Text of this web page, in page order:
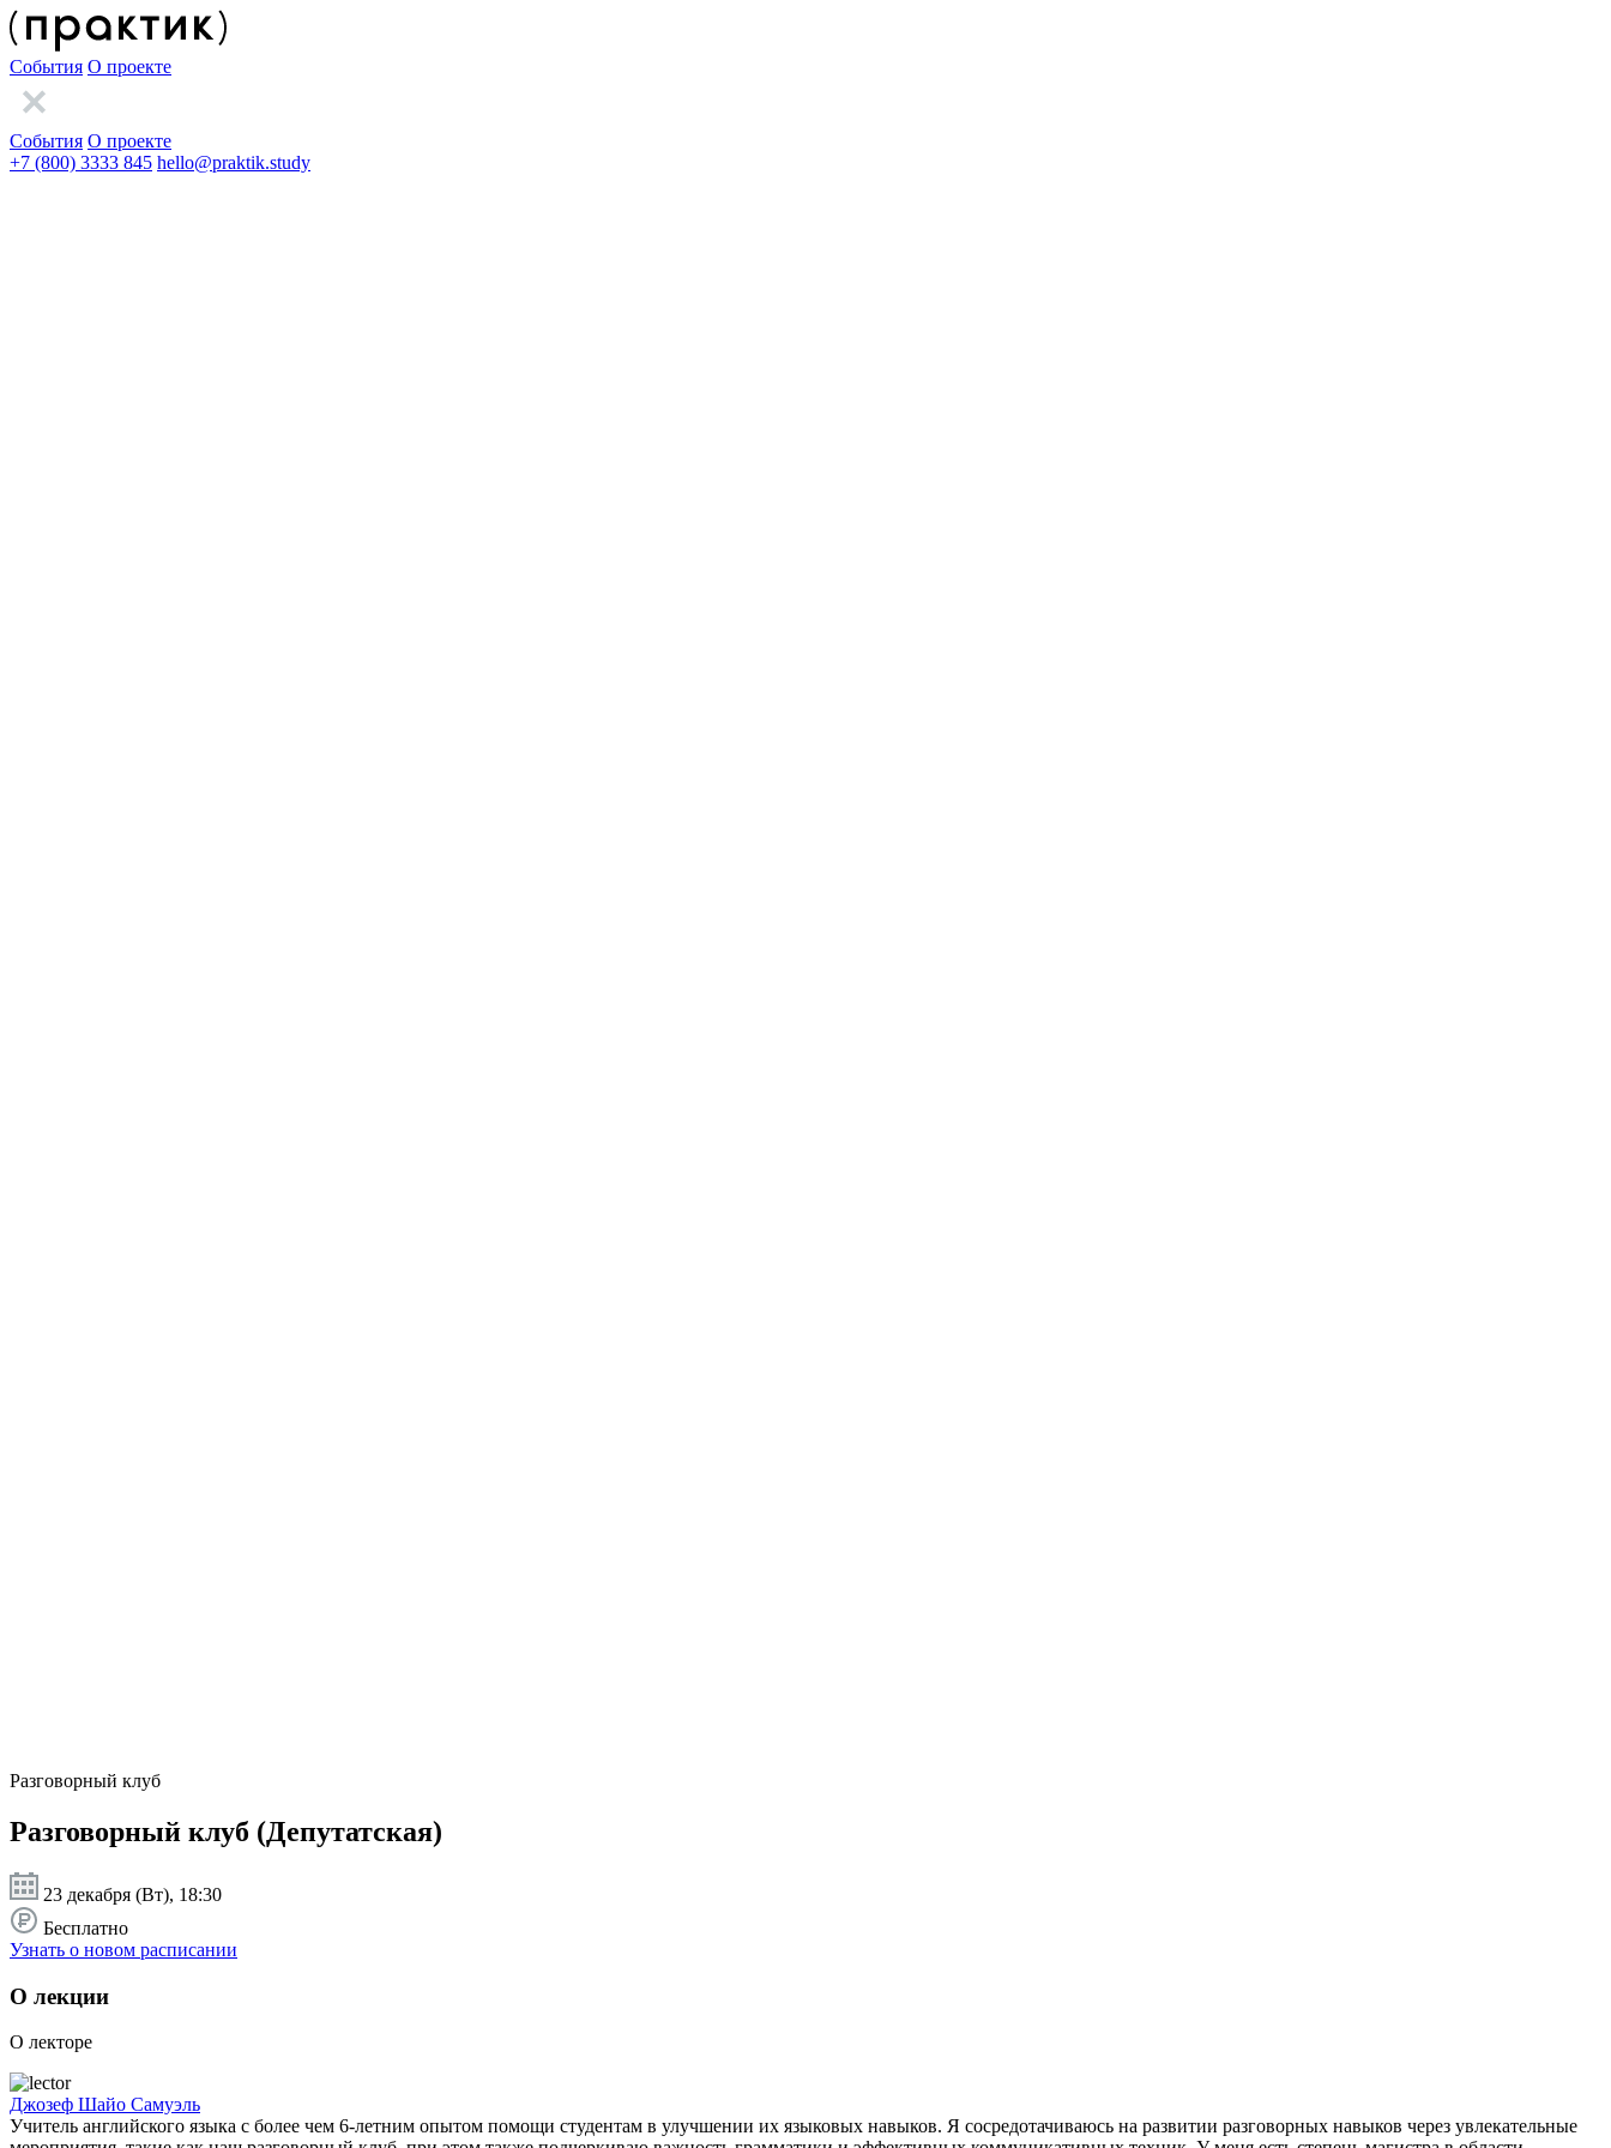
События О проекте
События О проекте
+7 (800) 3333 845 hello@praktik.study
Разговорный клуб
Разговорный клуб (Депутатская)
23 декабря (Вт), 18:30
Бесплатно
Узнать о новом расписании
О лекции
О лекторе
Джозеф Шайо Самуэль
Учитель английского языка с более чем 6-летним опытом помощи студентам в улучшении их языковых навыков. Я сосредотачиваюсь на развитии разговорных навыков через увлекательные